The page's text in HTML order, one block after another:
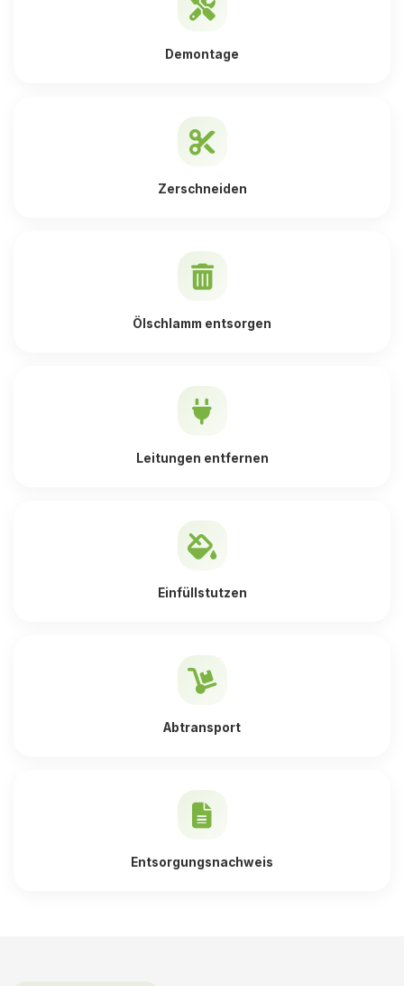
Demontage
Zerschneiden
Ölschlamm entsorgen
Leitungen entfernen
Einfüllstutzen
Abtransport
Entsorgungsnachweis